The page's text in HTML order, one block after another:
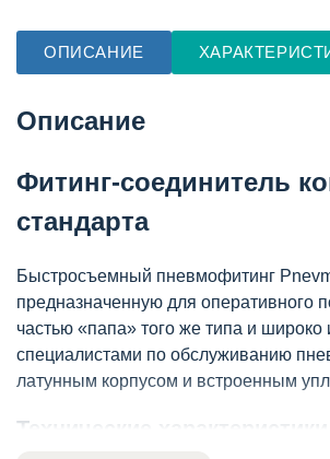
ОПИСАНИЕ
Описание
Фитинг-соединитель
стандарта
Быстросъемный пневмофитинг
предназначенную для оперативного
частью «папа» того же типа и
специалистами по обслуживанию
латунным корпусом и встроенным
Технические характеристики